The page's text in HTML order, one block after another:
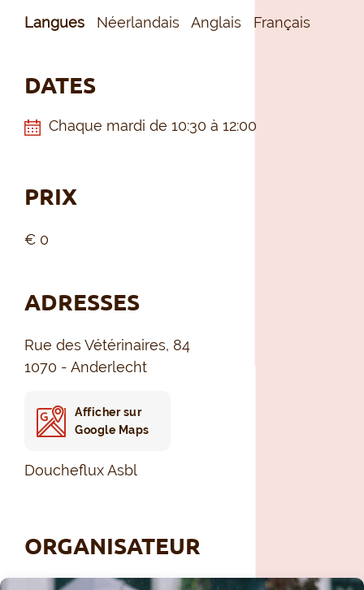
Langues
Néerlandais Anglais Français
DATES
Chaque mardi de 10:30 à 12:00
PRIX
€ 0
ADRESSES
Rue des Vétérinaires, 84
1070 - Anderlecht
Afficher sur
Google Maps
Doucheflux Asbl
ORGANISATEUR